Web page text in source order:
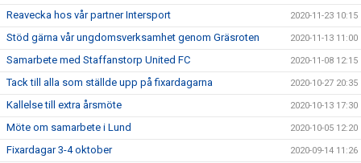
Reavecka hos vår partner Intersport 2020-11-23 10:15
Stöd gärna vår ungdomsverksamhet genom Gräsroten 2020-11-13 11:00
Samarbete med Staffanstorp United FC 2020-11-08 12:15
Tack till alla som ställde upp på fixardagarna 2020-10-27 20:35
Kallelse till extra årsmöte 2020-10-13 17:30
Möte om samarbete i Lund 2020-10-05 12:20
Fixardagar 3-4 oktober 2020-09-14 11:26